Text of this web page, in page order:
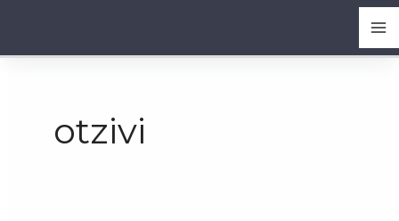
содержимому
otzivi